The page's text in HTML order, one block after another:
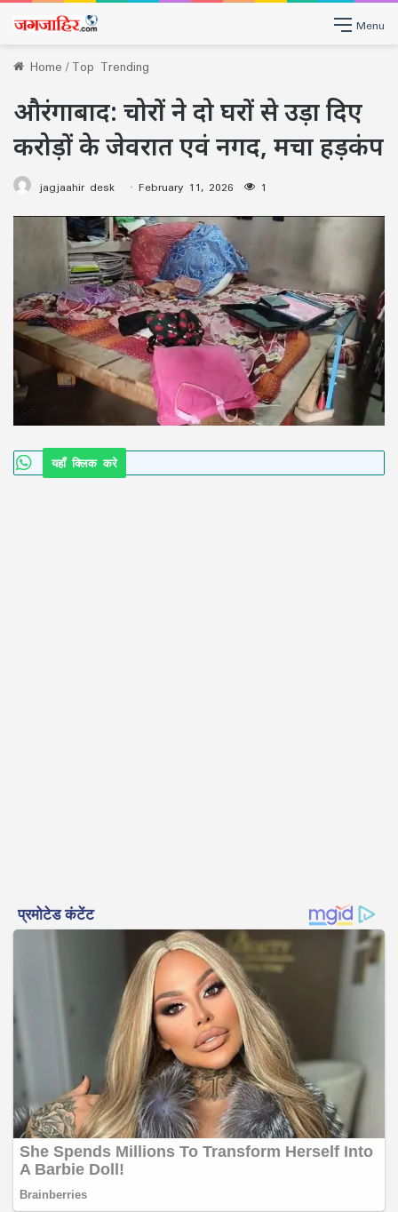
Menu
Home/Top Trending
औरंगाबाद: चोरों ने दो घरों से उड़ा दिए
करोड़ों के जेवरात एवं नगद, मचा हड़कंप
jagjaahir desk February 11, 2026 1
यहाँ क्लिक करे